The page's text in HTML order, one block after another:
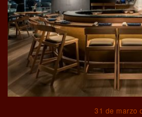
31 de marzo